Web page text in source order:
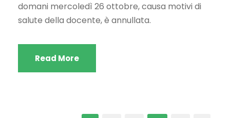
domani mercoledì 26 ottobre, causa motivi di
salute della docente, è annullata.
Read More